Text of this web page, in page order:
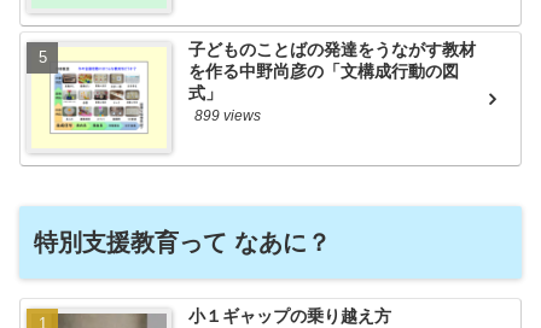
子どものことばの発達をうながす教材
を作る中野尚彦の「文構成行動の図
式」
899 views
特別支援教育って なあに？
小１ギャップの乗り越え方